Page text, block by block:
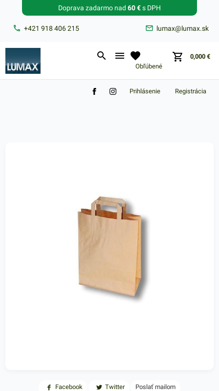
+421 918 406 215 lumax@lumax.sk
Doprava zadarmo nad 60 €s DPH
Obľúbené
0,000 €
Zabudnuté heslo?
Registrácia
Prihlásenie
Facebook Twitter Poslať mailom